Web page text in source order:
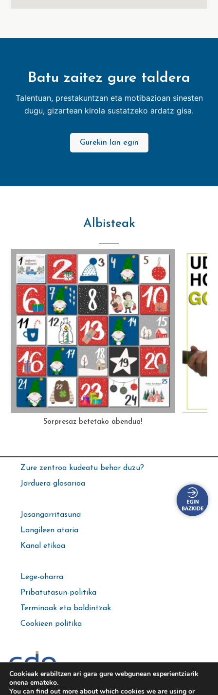
Batu zaitez gure taldera
Talentuan, prestakuntzan eta motibazioan sinesten
dugu, gizartean kirola sustatzeko ardatz gisa.
Gurekin lan egin
Albisteak
Sorpresaz betetako abendua!
Zure zentroa kudeatu behar duzu?
Jarduera glosarioa
Jasangarritasuna
Langileen ataria
Kanal etikoa
Lege-oharra
Pribatutasun-politika
Terminoak eta baldintzak
Cookieen politika
Kirol-zentroen kudeaketa
Cookieak erabiltzen ari gara gure webgunean esperientziarik
onena emateko.
You can find out more about which cookies we are using or